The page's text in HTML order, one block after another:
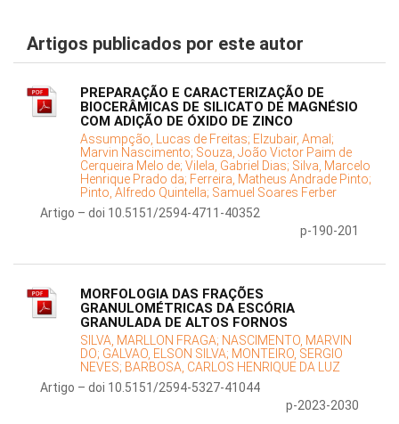
Artigos publicados por este autor
PREPARAÇÃO E CARACTERIZAÇÃO DE
BIOCERÂMICAS DE SILICATO DE MAGNÉSIO
COM ADIÇÃO DE ÓXIDO DE ZINCO
Assumpção, Lucas de Freitas; Elzubair, Amal;
Marvin Nascimento; Souza, João Victor Paim de
Cerqueira Melo de; Vilela, Gabriel Dias; Silva, Marcelo
Henrique Prado da; Ferreira, Matheus Andrade Pinto;
Pinto, Alfredo Quintella; Samuel Soares Ferber
Artigo – doi 10.5151/2594-4711-40352
p-190-201
MORFOLOGIA DAS FRAÇÕES
GRANULOMÉTRICAS DA ESCÓRIA
GRANULADA DE ALTOS FORNOS
SILVA, MARLLON FRAGA; NASCIMENTO, MARVIN
DO; GALVAO, ELSON SILVA; MONTEIRO, SERGIO
NEVES; BARBOSA, CARLOS HENRIQUE DA LUZ
Artigo – doi 10.5151/2594-5327-41044
p-2023-2030